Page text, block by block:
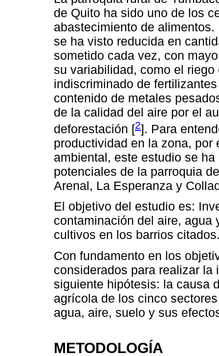
de Quito ha sido uno de los
abastecimiento de
se ha visto reducida en
sometido cada vez, con
su variabilidad, como el
indiscriminado de
contenido de metales
de la calidad del aire por el
deforestación [2]. Para
productividad en la zona,
ambiental, este estudio se
potenciales de la parroquia
Arenal, La Esperanza y
El objetivo del estudio es:
contaminación del aire, agua
cultivos en los barrios
Con fundamento en los
considerados para realizar
siguiente hipótesis: la causa
agrícola de los cinco
agua, aire, suelo y sus
METODOLOGÍA